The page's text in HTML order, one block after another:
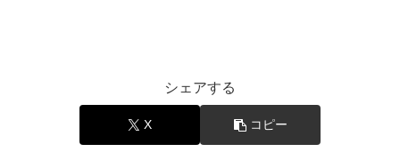
シェアする
X コピー